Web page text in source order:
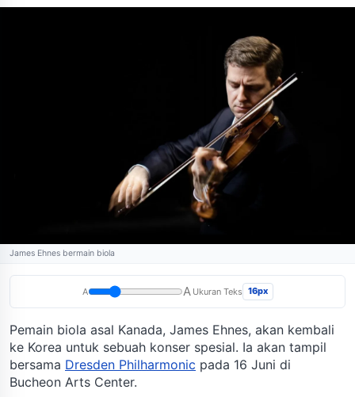
James Ehnes bermain biola
A A Ukuran Teks 16px
Pemain biola asal Kanada, James Ehnes, akan kembali
ke Korea untuk sebuah konser spesial. Ia akan tampil
bersama Dresden Philharmonic pada 16 Juni di
Bucheon Arts Center.